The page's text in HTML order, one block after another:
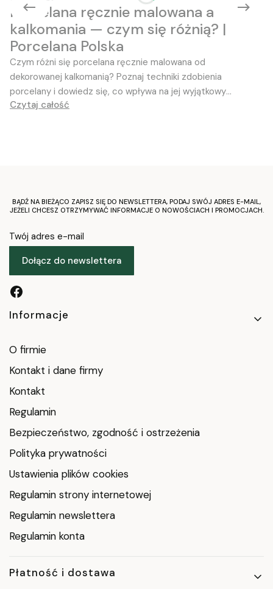
Porcelana ręcznie malowana a
kalkomania — czym się różnią? |
Porcelana Polska
Czym różni się porcelana ręcznie malowana od
dekorowanej kalkomanią? Poznaj techniki zdobienia
porcelany i dowiedz się, co wpływa na jej wyjątkowy
charakter
Czytaj całość
BĄDŹ NA BIEŻĄCO ZAPISZ SIĘ DO NEWSLETTERA, PODAJ SWÓJ ADRES E-MAIL,
JEŻELI CHCESZ OTRZYMYWAĆ INFORMACJE O NOWOŚCIACH I PROMOCJACH.
Twój adres e-mail
Dołącz do newslettera
Linki w stopce
Informacje
O firmie
Kontakt i dane firmy
Kontakt
Regulamin
Bezpieczeństwo, zgodność i ostrzeżenia
Polityka prywatności
Ustawienia plików cookies
Regulamin strony internetowej
Regulamin newslettera
Regulamin konta
Płatność i dostawa